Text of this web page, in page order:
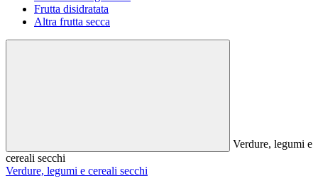
Frutta disidratata
Altra frutta secca
Verdure, legumi e
cereali secchi
Verdure, legumi e cereali secchi